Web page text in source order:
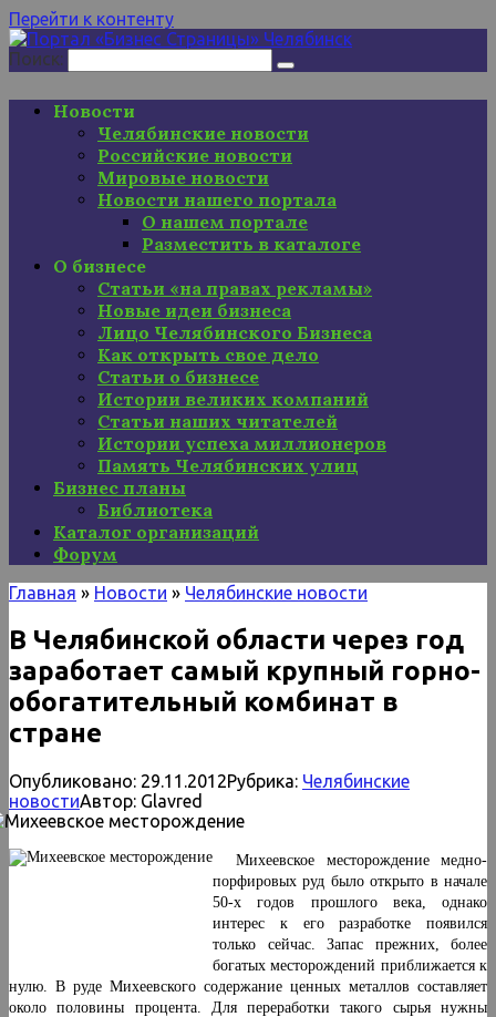
Перейти к контенту
Поиск:
Новости
Челябинские новости
Российские новости
Мировые новости
Новости нашего портала
О нашем портале
Разместить в каталоге
О бизнесе
Статьи «на правах рекламы»
Новые идеи бизнеса
Лицо Челябинского Бизнеса
Как открыть свое дело
Статьи о бизнесе
Истории великих компаний
Статьи наших читателей
Истории успеха миллионеров
Память Челябинских улиц
Бизнес планы
Библиотека
Каталог организаций
Форум
Главная » Новости » Челябинские новости
В Челябинской области через год
заработает самый крупный горно-
обогатительный комбинат в
стране
Опубликовано: 29.11.2012Рубрика: Челябинские
новостиАвтор: Glavred
Михеевское месторождение медно-
порфировых руд было открыто в начале
50-х годов прошлого века, однако
интерес к его разработке появился
только сейчас. Запас прежних, более
богатых месторождений приближается к
нулю. В руде Михеевского содержание ценных металлов составляет
около половины процента. Для переработки такого сырья нужны